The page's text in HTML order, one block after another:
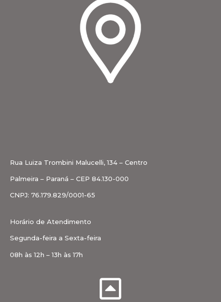
Rua Luiza Trombini Malucelli, 134 – Centro
Palmeira – Paraná – CEP 84.130-000
CNPJ: 76.179.829/0001-65
Horário de Atendimento
Segunda-feira a Sexta-feira
08h às 12h – 13h às 17h